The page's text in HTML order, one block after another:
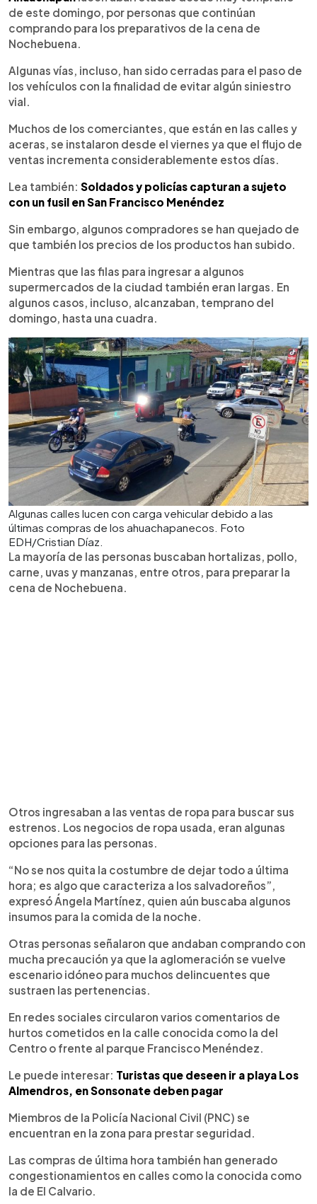
de este domingo, por personas que continúan
comprando para los preparativos de la cena de
Nochebuena.
Algunas vías, incluso, han sido cerradas para el paso de
los vehículos con la finalidad de evitar algún siniestro
vial.
Muchos de los comerciantes, que están en las calles y
aceras, se instalaron desde el viernes ya que el flujo de
ventas incrementa considerablemente estos días.
Lea también: Soldados y policías capturan a sujeto
con un fusil en San Francisco Menéndez
Sin embargo, algunos compradores se han quejado de
que también los precios de los productos han subido.
Mientras que las filas para ingresar a algunos
supermercados de la ciudad también eran largas. En
algunos casos, incluso, alcanzaban, temprano del
domingo, hasta una cuadra.
Algunas calles lucen con carga vehicular debido a las
últimas compras de los ahuachapanecos. Foto
EDH/Cristian Díaz.
La mayoría de las personas buscaban hortalizas, pollo,
carne, uvas y manzanas, entre otros, para preparar la
cena de Nochebuena.
Otros ingresaban a las ventas de ropa para buscar sus
estrenos. Los negocios de ropa usada, eran algunas
opciones para las personas.
“No se nos quita la costumbre de dejar todo a última
hora; es algo que caracteriza a los salvadoreños”,
expresó Ángela Martínez, quien aún buscaba algunos
insumos para la comida de la noche.
Otras personas señalaron que andaban comprando con
mucha precaución ya que la aglomeración se vuelve
escenario idóneo para muchos delincuentes que
sustraen las pertenencias.
En redes sociales circularon varios comentarios de
hurtos cometidos en la calle conocida como la del
Centro o frente al parque Francisco Menéndez.
Le puede interesar: Turistas que deseen ir a playa Los
Almendros, en Sonsonate deben pagar
Miembros de la Policía Nacional Civil (PNC) se
encuentran en la zona para prestar seguridad.
Las compras de última hora también han generado
congestionamientos en calles como la conocida como
la de El Calvario.